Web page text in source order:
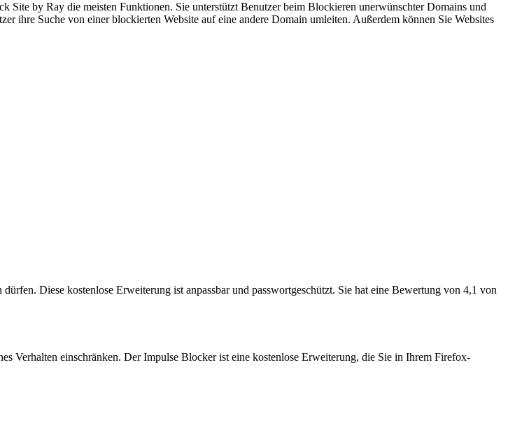
by Ray die meisten Funktionen. Sie unterstützt Benutzer beim Blockieren unerwünschter Domains und
ihre Suche von einer blockierten Website auf eine andere Domain umleiten. Außerdem können Sie Websites
Diese kostenlose Erweiterung ist anpassbar und passwortgeschützt. Sie hat eine Bewertung von 4,1 von
Verhalten einschränken. Der Impulse Blocker ist eine kostenlose Erweiterung, die Sie in Ihrem Firefox-